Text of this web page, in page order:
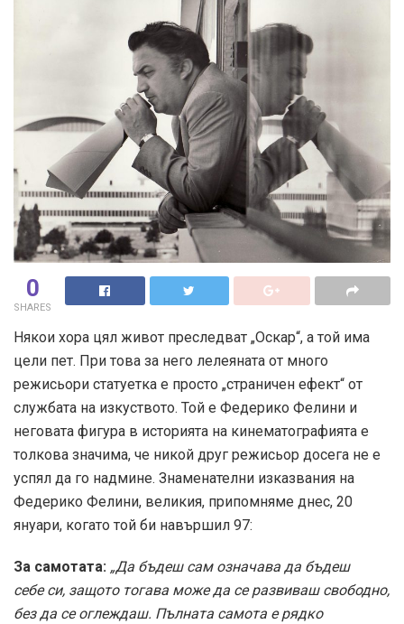
0
SHARES
Някои хора цял живот преследват „Оскар“, а той има
цели пет. При това за него лелеяната от много
режисьори статуетка е просто „страничен ефект“ от
службата на изкуството. Той е Федерико Фелини и
неговата фигура в историята на кинематографията е
толкова значима, че никой друг режисьор досега не е
успял да го надмине. Знаменателни изказвания на
Федерико Фелини, великия, припомняме днес, 20
януари, когато той би навършил 97:
За самотата: „Да бъдеш сам означава да бъдеш
себе си, защото тогава може да се развиваш свободно,
без да се оглеждаш. Пълната самота e рядко